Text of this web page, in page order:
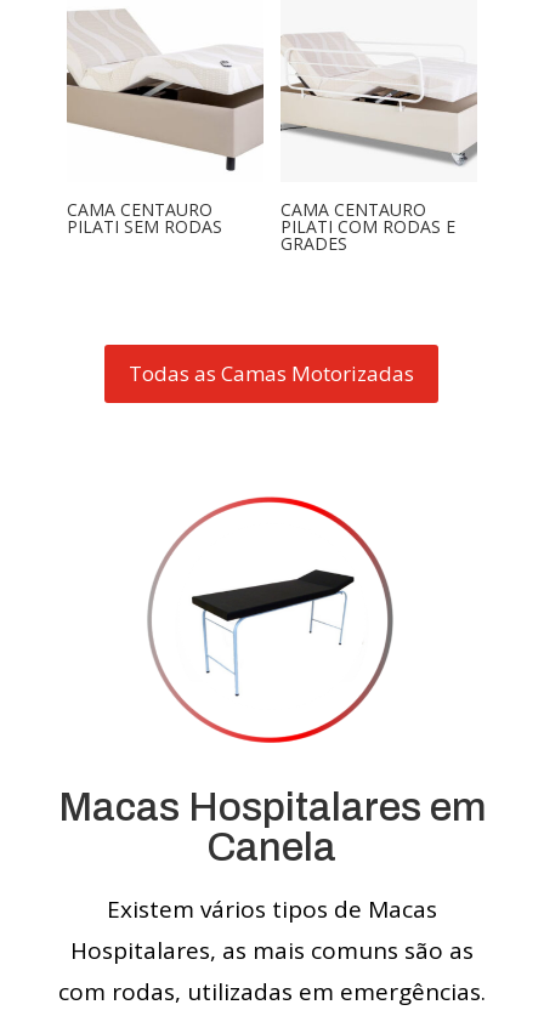
CAMA CENTAURO
PILATI SEM RODAS
CAMA CENTAURO
PILATI COM RODAS E
GRADES
Todas as Camas Motorizadas
Macas Hospitalares em
Canela
Existem vários tipos de Macas
Hospitalares, as mais comuns são as
com rodas, utilizadas em emergências.